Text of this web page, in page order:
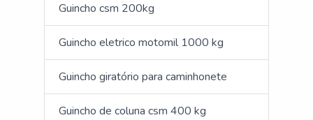
Guincho csm 200kg
Guincho eletrico motomil 1000 kg
Guincho giratório para caminhonete
Guincho de coluna csm 400 kg